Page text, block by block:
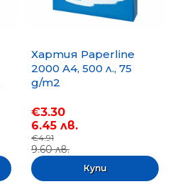
Хартия Paperline
2000 A4, 500 л., 75
g/m2
€3.30
6.45 лв.
€4.91
9.60 лв.